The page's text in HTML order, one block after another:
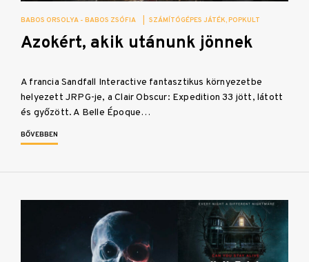
BABOS ORSOLYA - BABOS ZSÓFIA SZÁMÍTÓGÉPES JÁTÉK POPKULT
Azokért, akik utánunk jönnek
A francia Sandfall Interactive fantasztikus környezetbe
helyezett JRPG-je, a Clair Obscur: Expedition 33 jött, látott
és győzött. A Belle Époque…
BŐVEBBEN